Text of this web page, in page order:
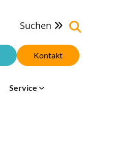
Suchen 
Kontakt
Service